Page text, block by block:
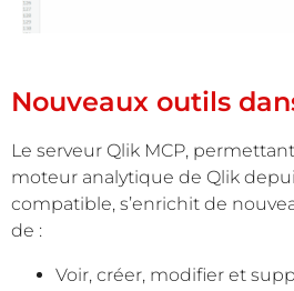
Nouveaux outils
Le serveur Qlik MCP,
moteur analytique de Qlik
compatible, s’enrichit de
de :
Voir, créer, modifier et